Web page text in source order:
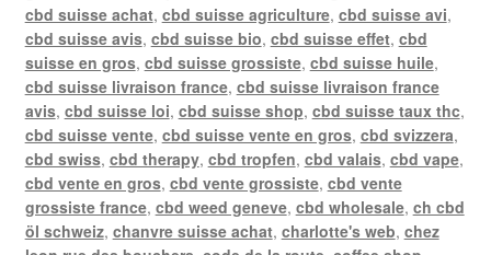
cbd suisse achat, cbd suisse agriculture, cbd suisse avi,
cbd suisse avis, cbd suisse bio, cbd suisse effet, cbd
suisse en gros, cbd suisse grossiste, cbd suisse huile,
cbd suisse livraison france, cbd suisse livraison france
avis, cbd suisse loi, cbd suisse shop, cbd suisse taux thc,
cbd suisse vente, cbd suisse vente en gros, cbd svizzera,
cbd swiss, cbd therapy, cbd tropfen, cbd valais, cbd vape,
cbd vente en gros, cbd vente grossiste, cbd vente
grossiste france, cbd weed geneve, cbd wholesale, ch cbd
öl schweiz, chanvre suisse achat, charlotte's web, chez